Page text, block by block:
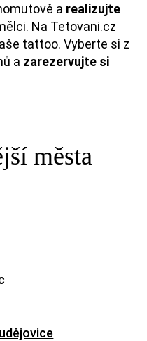
a realizujte
Na Tetovani.cz
tattoo. Vyberte si z
a zarezervujte si
města